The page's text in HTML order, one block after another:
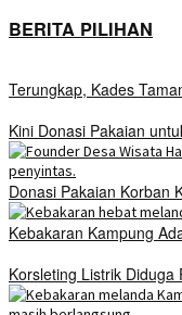
BERITA PILIHAN
Terungkap, Kades
Kini Donasi Pakaian
Donasi Pakaian Korban
Kebakaran Kampung
Korsleting Listrik